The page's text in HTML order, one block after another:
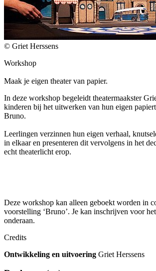
© Griet Herssens
Workshop
Maak je eigen theater van papier.
In deze workshop begeleidt theatermaakster
kinderen bij het uitwerken van hun eigen
Bruno.
Leerlingen verzinnen hun eigen verhaal,
in elkaar en presenteren dit vervolgens in het
echt theaterlicht erop.
Deze workshop kan alleen geboekt worden in
voorstelling ‘Bruno’. Je kan inschrijven voor
onderaan.
Credits
Ontwikkeling en uitvoering Griet Herssens